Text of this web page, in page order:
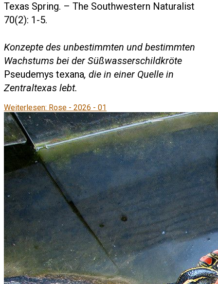
Texas Spring. – The Southwestern Naturalist
70(2): 1-5.
Konzepte des unbestimmten und bestimmten
Wachstums bei der Süßwasserschildkröte
Pseudemys texana, die in einer Quelle in
Zentraltexas lebt.
Weiterlesen: Rose - 2026 - 01